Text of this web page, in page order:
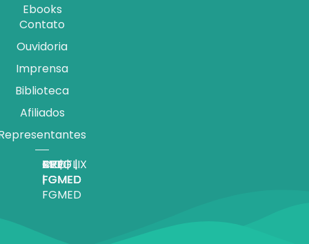
Ebooks
Contato
Ouvidoria
Imprensa
Biblioteca
Afiliados
APP |
FGMED
MEDFLIX
|
FGMED
CRED |
FGMED
BLOG |
FGMED
TV |
FGMED